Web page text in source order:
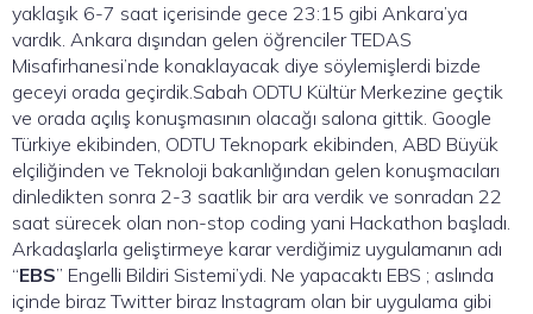
yaklaşık 6-7 saat içerisinde gece 23:15 gibi Ankara’ya
vardık. Ankara dışından gelen öğrenciler TEDAS
Misafirhanesi’nde konaklayacak diye söylemişlerdi bizde
geceyi orada geçirdik.Sabah ODTU Kültür Merkezine geçtik
ve orada açılış konuşmasının olacağı salona gittik. Google
Türkiye ekibinden, ODTU Teknopark ekibinden, ABD Büyük
elçiliğinden ve Teknoloji bakanlığından gelen konuşmacıları
dinledikten sonra 2-3 saatlik bir ara verdik ve sonradan 22
saat sürecek olan non-stop coding yani Hackathon başladı.
Arkadaşlarla geliştirmeye karar verdiğimiz uygulamanın adı
“EBS” Engelli Bildiri Sistemi’ydi. Ne yapacaktı EBS ; aslında
içinde biraz Twitter biraz Instagram olan bir uygulama gibi